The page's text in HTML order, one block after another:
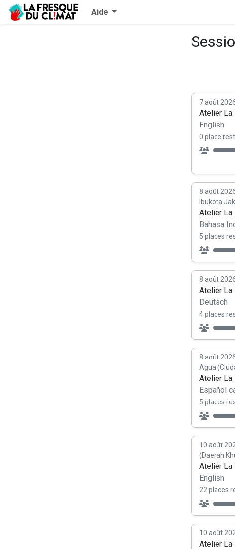
Aide
7 août 2026
Atelier La
English
0 place
8 août 2026
Ibukota
Atelier La
Bahasa
5 places
8 août 2026
Atelier La
Deutsch
4 places
8 août 2026
Agua
Atelier La
Español
5 places
10 août
(Daerah
Atelier La
English
22 places
10 août
Atelier La